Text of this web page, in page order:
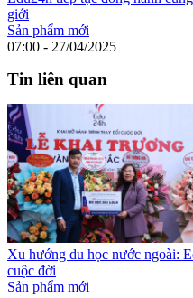
giới
Sản phẩm mới
07:00 - 27/04/2025
Tin liên quan
Xu hướng du học nước ngoài:
cuộc đời
Sản phẩm mới